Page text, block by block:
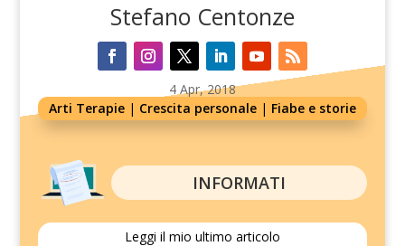
Stefano Centonze
4 Apr, 2018
Arti Terapie | Crescita personale | Fiabe e storie
INFORMATI
Leggi il mio ultimo articolo